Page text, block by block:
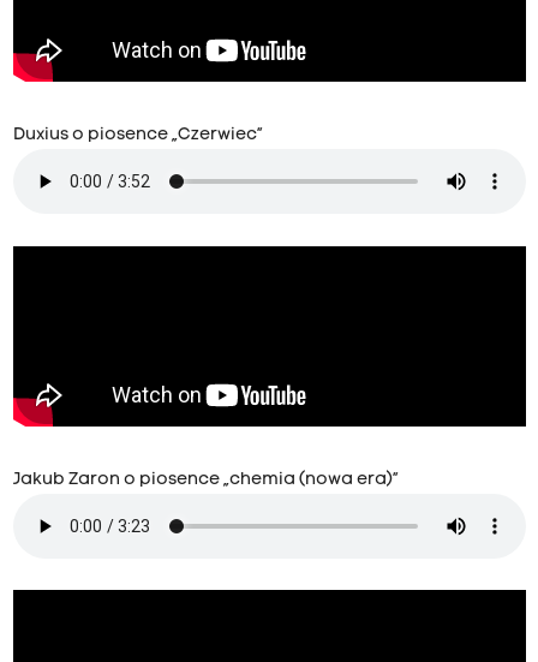
Duxius o piosence „Czerwiec”
Jakub Zaron o piosence „chemia (nowa era)”